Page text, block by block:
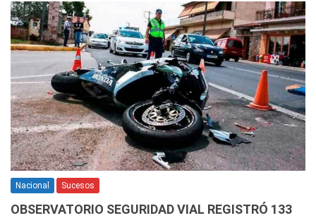
Nacional Sucesos
OBSERVATORIO SEGURIDAD VIAL REGISTRÓ 133